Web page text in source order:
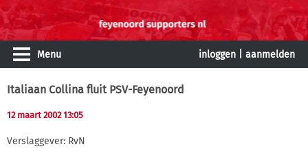
Menu inloggen aanmelden
Italiaan Collina fluit PSV-Feyenoord
12 maart 2002 13:05
Verslaggever: RvN